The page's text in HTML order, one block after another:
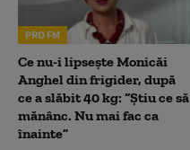
PRO FM
Ce nu-i lipsește Monicăi
Anghel din frigider, după
ce a slăbit 40 kg: “Știu ce să
mănânc. Nu mai fac ca
înainte”